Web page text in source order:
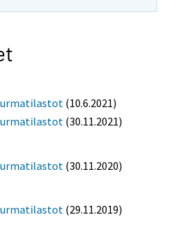
(10.6.2021)
(30.11.2021)
(30.11.2020)
(29.11.2019)